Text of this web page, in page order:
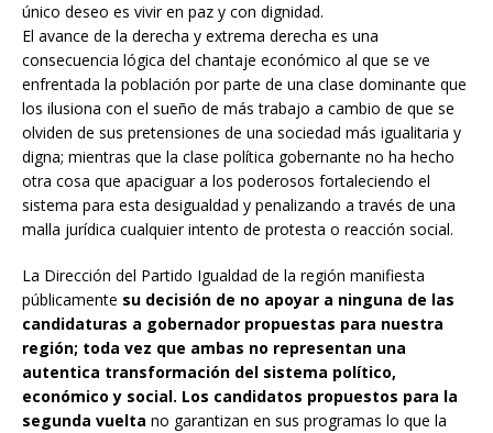
único deseo es vivir en paz y con dignidad.
El avance de la derecha y extrema derecha es una
consecuencia lógica del chantaje económico al que se ve
enfrentada la población por parte de una clase dominante que
los ilusiona con el sueño de más trabajo a cambio de que se
olviden de sus pretensiones de una sociedad más igualitaria y
digna; mientras que la clase política gobernante no ha hecho
otra cosa que apaciguar a los poderosos fortaleciendo el
sistema para esta desigualdad y penalizando a través de una
malla jurídica cualquier intento de protesta o reacción social.
La Dirección del Partido Igualdad de la región manifiesta
públicamente su decisión de no apoyar a ninguna de las
candidaturas a gobernador propuestas para nuestra
región; toda vez que ambas no representan una
autentica transformación del sistema político,
económico y social. Los candidatos propuestos para la
segunda vuelta no garantizan en sus programas lo que la